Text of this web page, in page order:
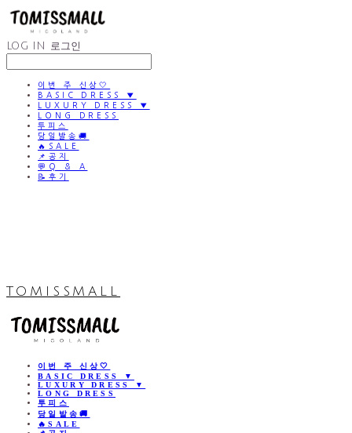
LOG IN 로그인
이번 주 신상🤍
BASIC DRESS ▼
LUXURY DRESS ▼
LONG DRESS
투피스
당일발송🚚
🔥SALE
📌공지
💬Q & A
📝후기
TOMISSMALL
이번 주 신상🤍
BASIC DRESS ▼
LUXURY DRESS ▼
LONG DRESS
투피스
당일발송🚚
🔥SALE